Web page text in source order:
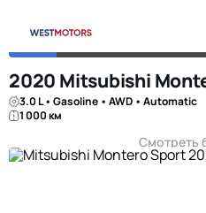
2020 Mitsubishi
3.0 L • Gasoline • AWD • Automatic
1 000 км
Смотреть